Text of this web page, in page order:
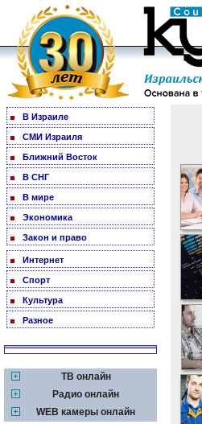
В Израиле
СМИ Израиля
Ближний Восток
В СНГ
В мире
Экономика
Закон и право
Интернет
Спорт
Культура
Разное
ТВ онлайн
Радио онлайн
WEB камеры онлайн